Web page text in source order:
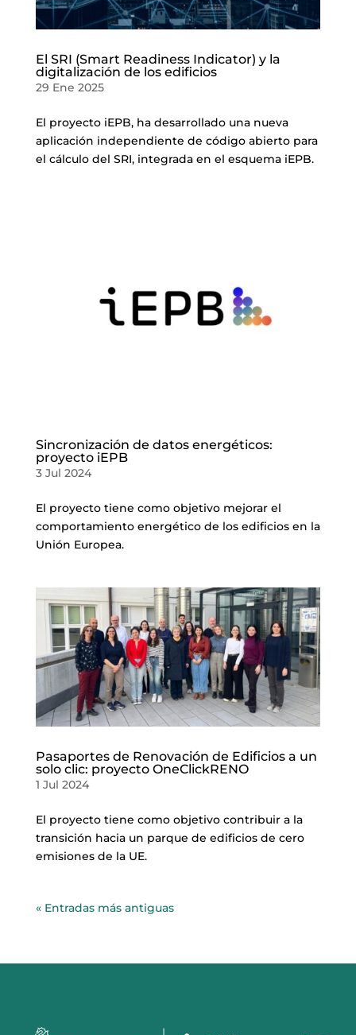
El SRI (Smart Readiness Indicator) y la
digitalización de los edificios
29 Ene 2025
El proyecto iEPB, ha desarrollado una nueva
aplicación independiente de código abierto para
el cálculo del SRI, integrada en el esquema iEPB.
Sincronización de datos energéticos:
proyecto iEPB
3 Jul 2024
El proyecto tiene como objetivo mejorar el
comportamiento energético de los edificios en la
Unión Europea.
Pasaportes de Renovación de Edificios a un
solo clic: proyecto OneClickRENO
1 Jul 2024
El proyecto tiene como objetivo contribuir a la
transición hacia un parque de edificios de cero
emisiones de la UE.
« Entradas más antiguas